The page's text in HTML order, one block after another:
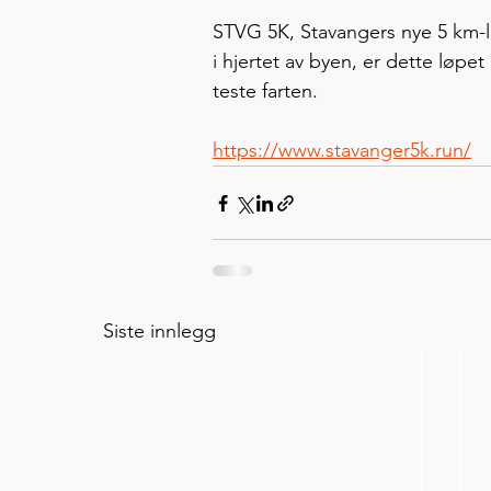
STVG 5K, Stavangers nye 5
i hjertet av byen, er dette
teste farten.
https://www.stavanger5k.run/
Siste innlegg